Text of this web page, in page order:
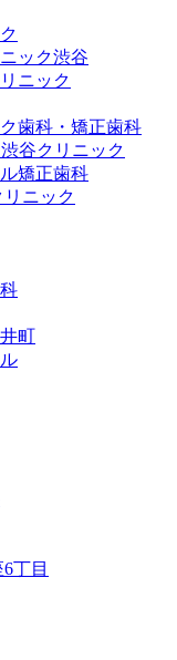
ック渋谷
ニック
歯科・矯正歯科
渋谷クリニック
矯正歯科
リニック
町
丁目